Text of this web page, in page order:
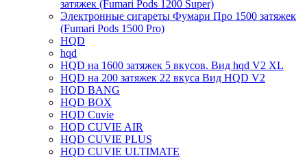
затяжек (Fumari Pods 1200 Super)
Электронные сигареты Фумари Про 1500 затяжек
(Fumari Pods 1500 Pro)
HQD
hqd
HQD на 1600 затяжек 5 вкусов. Вид hqd V2 XL
HQD на 200 затяжек 22 вкуса Вид HQD V2
HQD BANG
HQD BOX
HQD Cuvie
HQD CUVIE AIR
HQD CUVIE PLUS
HQD CUVIE ULTIMATE